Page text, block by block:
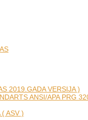
2019.GADA VERSIJA )
ANSI/APA PRG
ASV )